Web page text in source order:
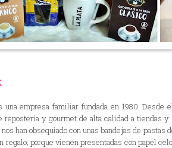
una empresa familiar fundada en 1980.
repostería y gourmet de alta calidad a tiendas
han obsequiado con unas bandejas de
regalo; porque vienen presentadas con papel